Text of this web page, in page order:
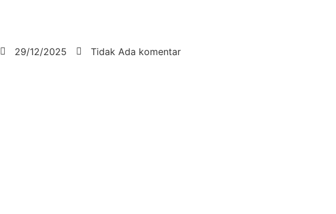
29/12/2025 Tidak Ada komentar